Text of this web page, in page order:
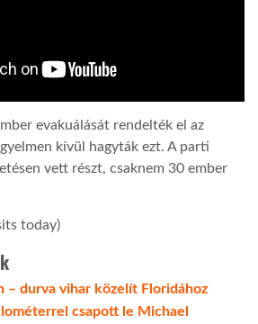
evakuálását rendelték el az
kívül hagyták ezt. A parti
vett részt, csaknem 30 ember
today)
– durva vihar közelít Floridához
csapott le Michael